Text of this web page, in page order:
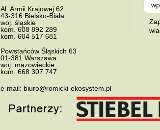
Al. Armii Krajowej 62
43-316 Bielsko-Biała
woj. śląskie
kom. 608 892 289
kom. 604 517 681
Powstańców Śląskich 63
01-381 Warszawa
woj. mazowieckie
kom. 668 307 747
e-mail: biuro@romicki-ekosystem.pl